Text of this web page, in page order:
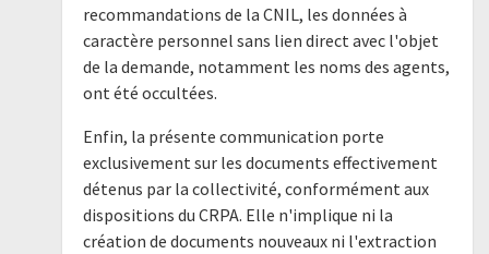
recommandations de la CNIL, les données à
caractère personnel sans lien direct avec l'objet
de la demande, notamment les noms des agents,
ont été occultées.
Enfin, la présente communication porte
exclusivement sur les documents effectivement
détenus par la collectivité, conformément aux
dispositions du CRPA. Elle n'implique ni la
création de documents nouveaux ni l'extraction